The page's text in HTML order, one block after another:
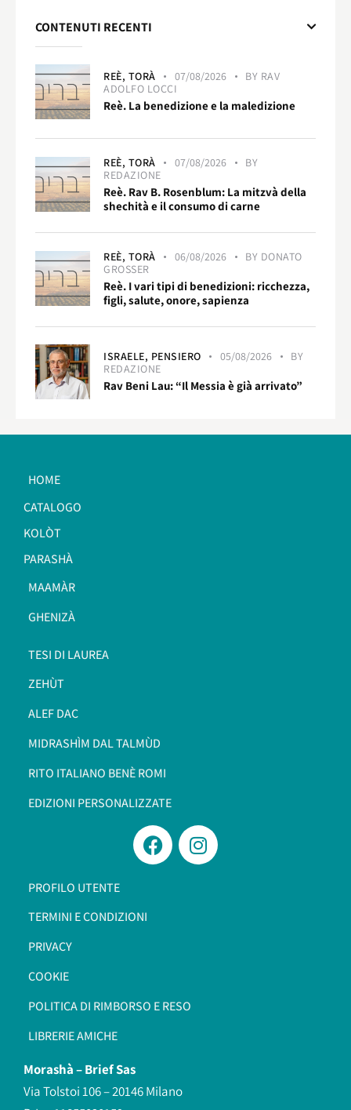
CONTENUTI RECENTI
REÈ, TORÀ 07/08/2026 BY RAV
ADOLFO LOCCI
Reè. La benedizione e la maledizione
REÈ, TORÀ 07/08/2026
BY
REDAZIONE
Reè. Rav B. Rosenblum: La mitzvà della
shechità e il consumo di carne
REÈ, TORÀ 06/08/2026 BY DONATO
GROSSER
Reè. I vari tipi di benedizioni: ricchezza,
figli, salute, onore, sapienza
ISRAELE, PENSIERO 05/08/2026
BY
REDAZIONE
Rav Beni Lau: “Il Messia è già arrivato”
HOME
CATALOGO
KOLÒT
PARASHÀ
MAAMÀR
GHENIZÀ
TESI DI LAUREA
ZEHÙT
ALEF DAC
MIDRASHÌM DAL TALMÙD
RITO ITALIANO BENÈ ROMI​
EDIZIONI PERSONALIZZATE
PROFILO UTENTE
TERMINI E CONDIZIONI
PRIVACY
COOKIE
POLITICA DI RIMBORSO E RESO
LIBRERIE AMICHE
Morashà –Brief Sas
Via Tolstoi 106 – 20146 Milano